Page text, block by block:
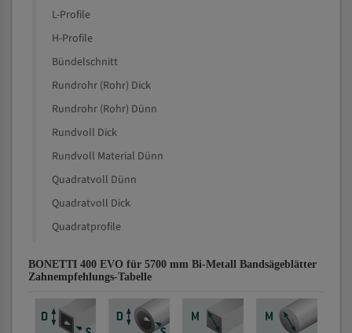
L-Profile
H-Profile
Bündelschnitt
Rundrohr (Rohr) Dick
Rundrohr (Rohr) Dünn
Rundvoll Dick
Rundvoll Material Dünn
Quadratvoll Dünn
Quadratvoll Dick
Quadratprofile
BONETTI 400 EVO für 5700 mm Bi-Metall Bandsägeblätter
Zahnempfehlungs-Tabelle